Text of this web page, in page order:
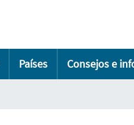
Países Consejos e